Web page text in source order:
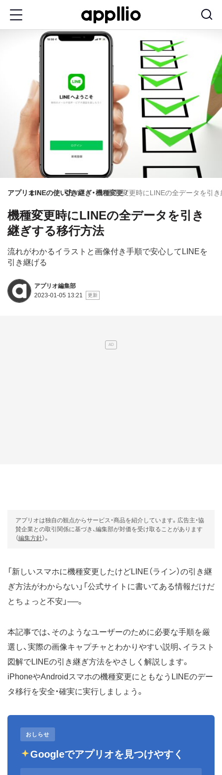
アプリオLINEの使い方引き継ぎ・機種変更機種変更時にLINEの全データを引
機種変更時にLINEの全データを引き
継ぎする移行方法
流れがわかるイラストと画像付き手順で安心してLINEを
引き継げる
アプリオ編集部
2023-01-05 13:21
アプリオは独自の観点からサービス・商品を紹介しています。広告主・協
賛企業との取引関係に基づき、編集部が対価を受け取ることがあります
（編集方針）。
「新しいスマホに機種変更したけどLINE（ライン）の引き継
ぎ方法がわからない」「公式サイトに書いてある情報だけだ
とちょっと不安」──。
本記事では、そのようなユーザーのために必要な手順を厳
選し、実際の画像キャプチャとわかりやすい説明、イラスト
図解でLINEの引き継ぎ方法をやさしく解説します。
iPhoneやAndroidスマホの機種変更にともなうLINEのデー
タ移行を安全・確実に実行しましょう。
おしらせ
Googleでアプリオを見つけやすく